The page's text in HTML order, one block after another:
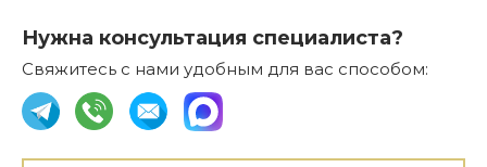
Нужна консультация специалиста?
Свяжитесь с нами удобным для вас способом: